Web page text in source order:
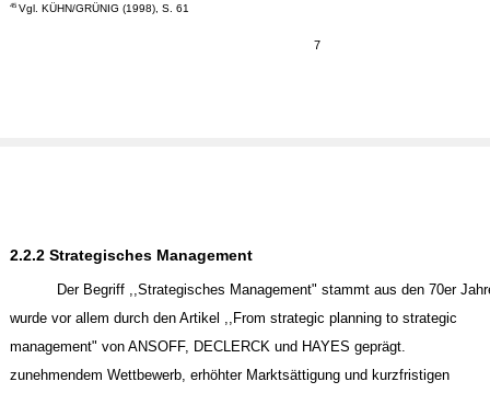
45 Vgl. KÜHN/GRÜNIG (1998), S. 61
7
2.2.2 Strategisches Management
Der Begriff ,,Strategisches Management" stammt aus den 70er
wurde vor allem durch den Artikel ,,From strategic planning to strategic
management" von ANSOFF, DECLERCK und HAYES geprägt.
zunehmendem Wettbewerb, erhöhter Marktsättigung und kurzfristigen